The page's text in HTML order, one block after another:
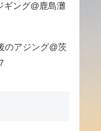
ギング@鹿島灘
のアジング@茨